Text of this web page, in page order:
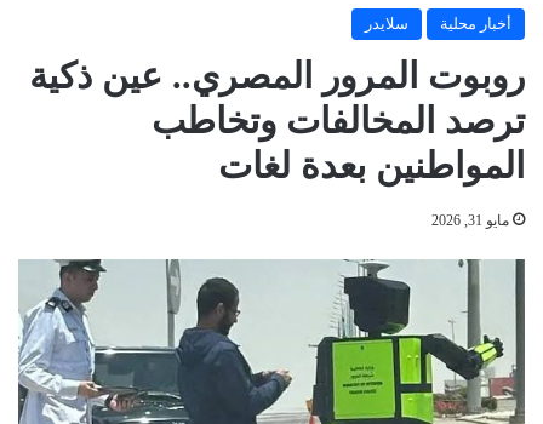
أخبار محلية سلايدر
روبوت المرور المصري.. عين ذكية
ترصد المخالفات وتخاطب
المواطنين بعدة لغات
مايو 31, 2026